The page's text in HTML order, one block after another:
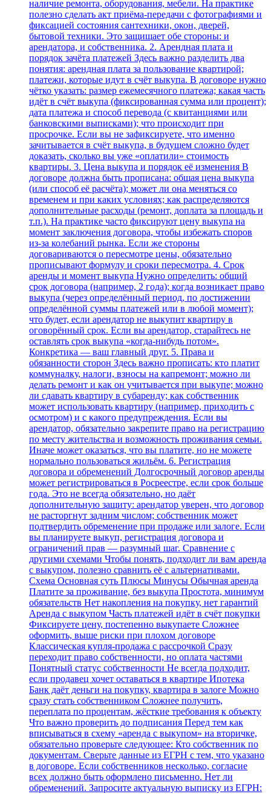
наличие ремонта, оборудования, мебели. На практике
полезно сделать акт приёма‑передачи с фотографиями и
фиксацией состояния сантехники, окон, дверей,
бытовой техники. Это защищает обе стороны: и
арендатора, и собственника. 2. Арендная плата и
порядок зачёта платежей Здесь важно разделить два
понятия: арендная плата за пользование квартирой;
платежи, которые идут в счёт выкупа. В договоре нужно
чётко указать: размер ежемесячного платежа; какая часть
идёт в счёт выкупа (фиксированная сумма или процент);
дата платежа и способ перевода (с квитанциями или
банковскими выписками); что происходит при
просрочке. Если вы не зафиксируете, что именно
зачитывается в счёт выкупа, в будущем сложно будет
доказать, сколько вы уже «оплатили» стоимость
квартиры. 3. Цена выкупа и порядок её изменения В
договоре должна быть прописана: общая цена выкупа
(или способ её расчёта); может ли она меняться со
временем и при каких условиях; как распределяются
дополнительные расходы (ремонт, доплата за площадь и
т.п.). На практике часто фиксируют цену выкупа на
момент заключения договора, чтобы избежать споров
из‑за колебаний рынка. Если же стороны
договариваются о пересмотре цены, обязательно
прописывают формулу и сроки пересмотра. 4. Срок
аренды и момент выкупа Нужно определить: общий
срок договора (например, 2 года); когда возникает право
выкупа (через определённый период, по достижении
определённой суммы платежей или в любой момент);
что будет, если арендатор не выкупит квартиру в
оговорённый срок. Если вы арендатор, старайтесь не
оставлять срок выкупа «когда‑нибудь потом».
Конкретика — ваш главный друг. 5. Права и
обязанности сторон Здесь важно прописать: кто платит
коммуналку, налоги, взносы на капремонт; можно ли
делать ремонт и как он учитывается при выкупе; можно
ли сдавать квартиру в субаренду; как собственник
может использовать квартиру (например, приходить с
осмотром) и с какого предупреждения. Если вы
арендатор, обязательно закрепите право на регистрацию
по месту жительства и возможность проживания семьи.
Иначе может оказаться, что вы платите, но не можете
нормально пользоваться жильём. 6. Регистрация
договора и обременений Долгосрочный договор аренды
может регистрироваться в Росреестре, если срок больше
года. Это не всегда обязательно, но даёт
дополнительную защиту: арендатор уверен, что договор
не расторгнут задним числом; собственник может
подтвердить обременение при продаже или залоге. Если
вы планируете выкуп, регистрация договора и
ограничений прав — разумный шаг. Сравнение с
другими схемами Чтобы понять, подходит ли вам аренда
с выкупом, полезно сравнить её с альтернативами.
Схема Основная суть Плюсы Минусы Обычная аренда
Платите за проживание, без выкупа Простота, минимум
обязательств Нет накопления на покупку, нет гарантий
Аренда с выкупом Часть платежей идёт в счёт покупки
Фиксируете цену, постепенно выкупаете Сложнее
оформить, выше риски при плохом договоре
Классическая купля‑продажа с рассрочкой Сразу
переходит право собственности, но оплата частями
Понятный статус собственности Не всегда подходит,
если продавец хочет оставаться в квартире Ипотека
Банк даёт деньги на покупку, квартира в залоге Можно
сразу стать собственником Сложнее получить,
переплата по процентам, жёсткие требования к объекту
Что важно проверить до подписания Перед тем как
вписываться в схему «аренда с выкупом» на вторичке,
обязательно проверьте следующее: Кто собственник по
документам. Сверьте данные из ЕГРН с тем, что указано
в договоре. Если собственников несколько, согласие
всех должно быть оформлено письменно. Нет ли
обременений. Запросите актуальную выписку из ЕГРН: